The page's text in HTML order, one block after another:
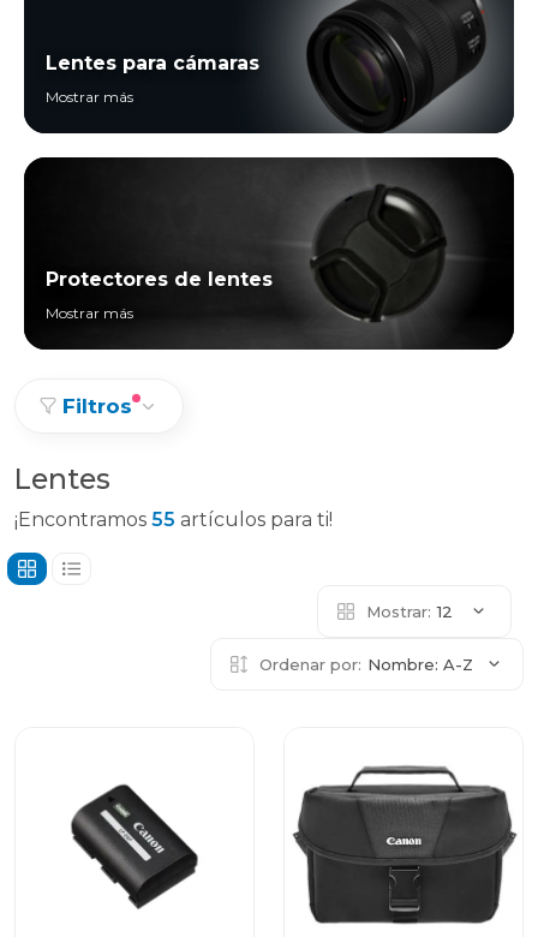
Lentes para cámaras
Mostrar más
Protectores de lentes
Mostrar más
Filtros
Lentes
¡Encontramos 55 artículos para ti!
Mostrar: 12
Ordenar por: Nombre: A-Z